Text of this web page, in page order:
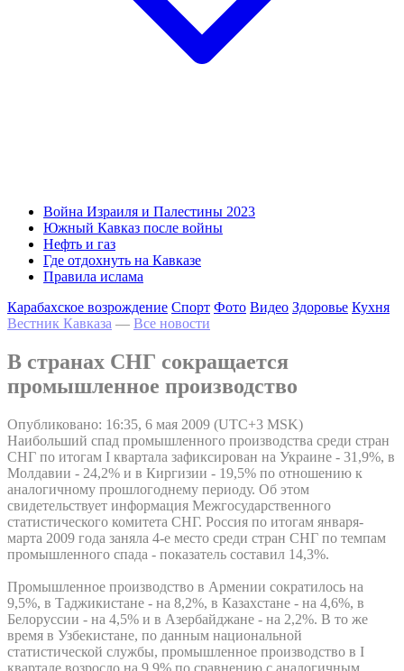
Война Израиля и Палестины 2023
Южный Кавказ после войны
Нефть и газ
Где отдохнуть на Кавказе
Правила ислама
Карабахское возрождение Спорт Фото Видео Здоровье Кухня
Вестник Кавказа — Все новости
В странах СНГ сокращается
промышленное производство
Опубликовано: 16:35, 6 мая 2009 (UTC+3 MSK)
Наибольший спад промышленного производства среди стран
СНГ по итогам I квартала зафиксирован на Украине - 31,9%, в
Молдавии - 24,2% и в Киргизии - 19,5% по отношению к
аналогичному прошлогоднему периоду. Об этом
свидетельствует информация Межгосударственного
статистического комитета СНГ. Россия по итогам января-
марта 2009 года заняла 4-е место среди стран СНГ по темпам
промышленного спада - показатель составил 14,3%.
Промышленное производство в Армении сократилось на
9,5%, в Таджикистане - на 8,2%, в Казахстане - на 4,6%, в
Белоруссии - на 4,5% и в Азербайджане - на 2,2%. В то же
время в Узбекистане, по данным национальной
статистической службы, промышленное производство в I
квартале возросло на 9,9% по сравнению с аналогичным